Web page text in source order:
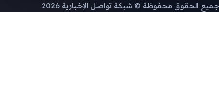
جميع الحقوق محفوظة © شبكة تواصل الإخبارية 2026